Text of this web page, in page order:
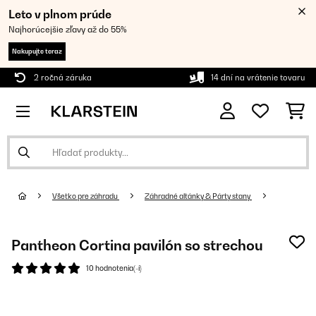
Leto v plnom prúde
Najhorúcejšie zľavy až do 55%
Nakupujte teraz
2 ročná záruka 14 dní na vrátenie tovaru
Všetko pre záhradu Záhradné altánky & Párty stany
Pantheon Cortina pavilón so strechou
10 hodnotenia(-í)